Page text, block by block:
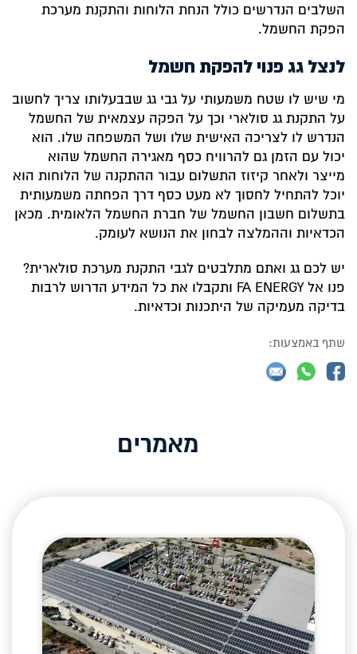
השלבים הנדרשים כולל הנחת הלוחות והתקנת מערכת
הפקת החשמל.
לנצל גג פנוי להפקת חשמל
מי שיש לו שטח משמעותי על גבי גג שבבעלותו צריך לחשוב
על התקנת גג סולארי וכך על הפקה עצמאית של החשמל
הנדרש לו לצריכה האישית שלו ושל המשפחה שלו. הוא
יכול עם הזמן גם להרוויח כסף מאגירה החשמל שהוא
מייצר ולאחר קיזוז התשלום עבור ההתקנה של הלוחות הוא
יוכל להתחיל לחסוך לא מעט כסף דרך הפחתה משמעותית
בתשלום חשבון החשמל של חברת החשמל הלאומית. מכאן
הכדאיות וההמלצה לבחון את הנושא לעומק.
יש לכם גג ואתם מתלבטים לגבי התקנת מערכת סולארית?
פנו אל FA ENERGY ותקבלו את כל המידע הדרוש לרבות
בדיקה מעמיקה של היתכנות וכדאיות.
שתף באמצעות:
מאמרים